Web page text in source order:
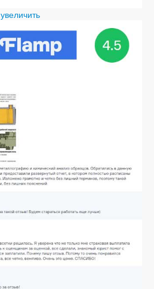
увеличить